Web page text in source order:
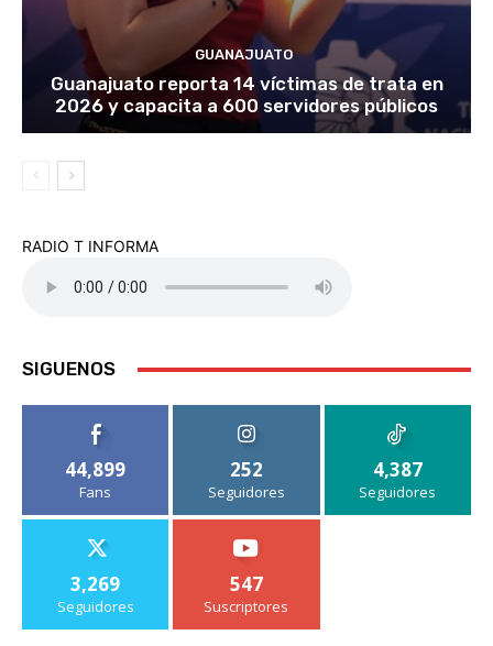
GUANAJUATO
Guanajuato reporta 14 víctimas de trata en
2026 y capacita a 600 servidores públicos
RADIO T INFORMA
SIGUENOS
44,899
Fans
252
Seguidores
4,387
Seguidores
3,269
Seguidores
547
Suscriptores